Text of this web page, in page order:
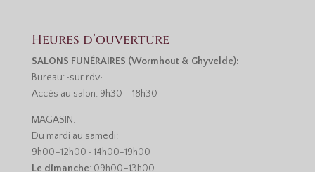
Heures d’ouverture
SALONS FUNÉRAIRES (Wormhout & Ghyvelde):
Bureau: •sur rdv•
Accès au salon: 9h30 – 18h30
MAGASIN:
Du mardi au samedi:
9h00–12h00 • 14h00-19h00
Le dimanche: 09h00–13h00